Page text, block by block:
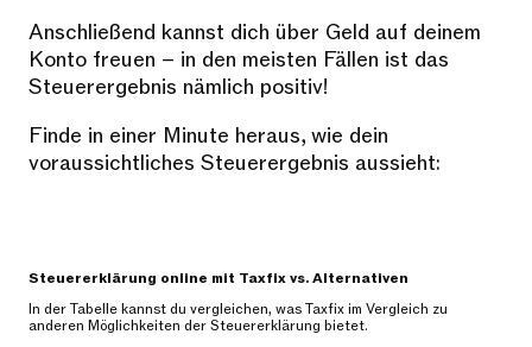
Anschließend kannst dich über Geld auf deinem
Konto freuen – in den meisten Fällen ist das
Steuerergebnis nämlich positiv!
Finde in einer Minute heraus, wie dein
voraussichtliches Steuerergebnis aussieht:
Steuererklärung online mit Taxfix vs. Alternativen
In der Tabelle kannst du vergleichen, was Taxfix im Vergleich zu
anderen Möglichkeiten der Steuererklärung bietet.